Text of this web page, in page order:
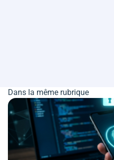
Dans la même rubrique